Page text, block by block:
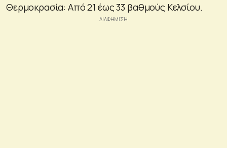
Θερμοκρασία: Από 21 έως 33 βαθμούς Κελσίου.